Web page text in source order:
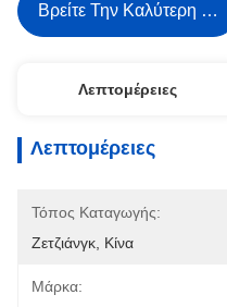
Βρείτε Την Καλύτερη Τιμή
Λεπτομέρειες
Λεπτομέρειες
Τόπος Καταγωγής:
Ζετζιάνγκ, Κίνα
Μάρκα: